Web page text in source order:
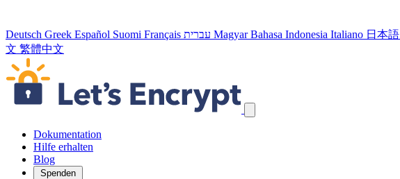
Deutsch Greek Español Suomi Français עברית Magyar Bahasa Indonesia Italiano 日本語
文 繁體中文
Navigation überspringen
Dokumentation
Hilfe erhalten
Blog
Spenden